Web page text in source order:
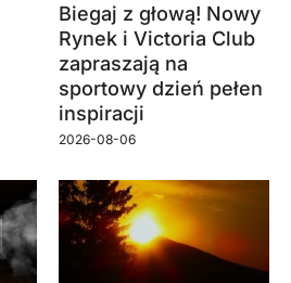
Biegaj z głową! Nowy
Rynek i Victoria Club
zapraszają na
sportowy dzień pełen
inspiracji
2026-08-06